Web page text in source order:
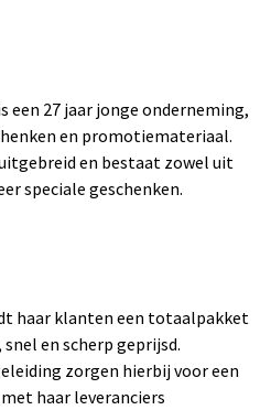
een 27 jaar jonge onderneming,
en promotiemateriaal.
en bestaat zowel uit
speciale geschenken.
haar klanten een totaalpakket
en scherp geprijsd.
zorgen hierbij voor een
haar leveranciers